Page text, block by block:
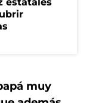
muy